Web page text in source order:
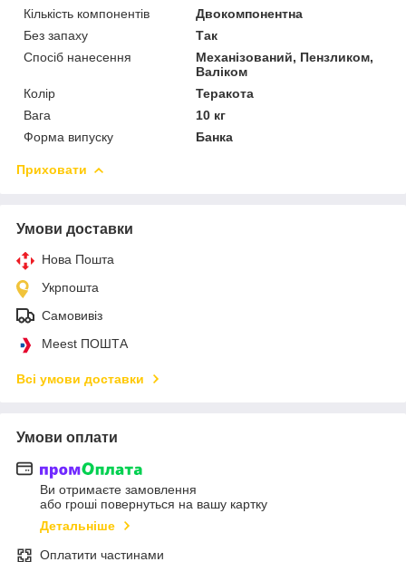
Кількість компонентів
Двокомпонентна
Без запаху
Так
Спосіб нанесення
Механізований, Пензликом,
Валіком
Колір
Теракота
Вага
10 кг
Форма випуску
Банка
Приховати
Умови доставки
Нова Пошта
Укрпошта
Самовивіз
Meest ПОШТА
Всі умови доставки
Умови оплати
Ви отримаєте замовлення
або гроші повернуться на вашу картку
Детальніше
Оплатити частинами